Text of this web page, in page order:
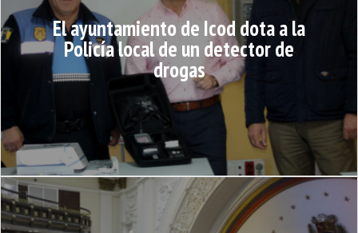
El ayuntamiento de Icod dota a la
Policía local de un detector de
drogas